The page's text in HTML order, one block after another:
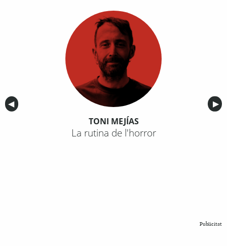
Anterior
◀︎ ▶︎
TONI MEJÍAS
La rutina de l'horror
Publicitat